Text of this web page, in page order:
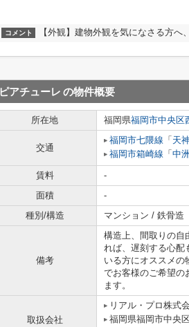
コメント 【外観】建物外観を気になさる方へ
ピアチューレ の物件概要
所在地 福岡県福岡市中央区
交通
福岡市七隈線 「 天
福岡市箱崎線 「 中
賃料 -
面積
-
種別/構造
マンション / 鉄骨造
備考
構造上、間取りの自
れば、遅刻する心配
いる方にオススメの
でお客様のご希望の
ます。
取扱会社
リアル・プロ株式
福岡県福岡市中央